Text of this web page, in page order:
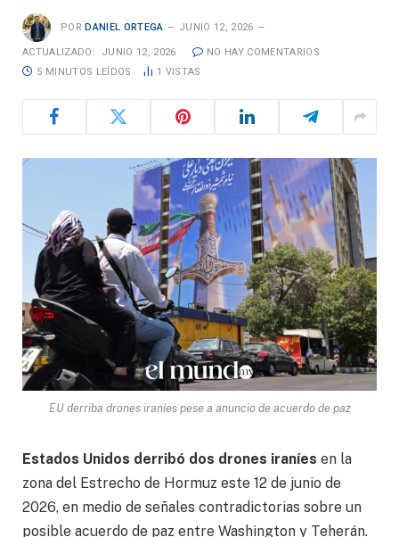
POR DANIEL ORTEGA JUNIO 12, 2026
ACTUALIZADO: JUNIO 12, 2026
NO HAY COMENTARIOS
5 MINUTOS LEÍDOS
1 VISTAS
EU derriba drones iraníes pese a anuncio de acuerdo de paz
Estados Unidos derribó dos drones iraníes en la
zona del Estrecho de Hormuz este 12 de junio de
2026, en medio de señales contradictorias sobre un
posible acuerdo de paz entre Washington y Teherán.